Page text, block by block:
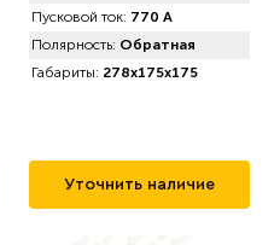
Пусковой ток: 770 А
Полярность: Обратная
Габариты: 278x175x175
Уточнить наличие